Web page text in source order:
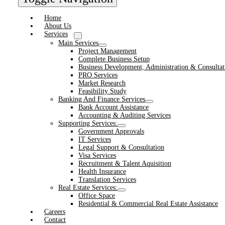
Home
About Us
Services
Main Services
Project Management
Complete Business Setup
Business Development, Administration &
PRO Services
Market Research
Feasibility Study
Banking And Finance Services
Bank Account Assistance
Accounting & Auditing Services
Supporting Services:
Government Approvals
IT Services
Legal Support & Consultation
Visa Services
Recruitment & Talent Aquisition
Health Insurance
Translation Services
Real Estate Services:
Office Space
Residential & Commercial Real Estate Assistance
Careers
Contact